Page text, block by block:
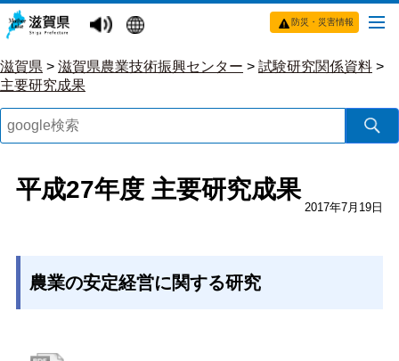
防災・災害情報
滋賀県 > 滋賀県農業技術振興センター > 試験研究関係資料 >
主要研究成果
平成27年度 主要研究成果
2017年7月19日
農業の安定経営に関する研究